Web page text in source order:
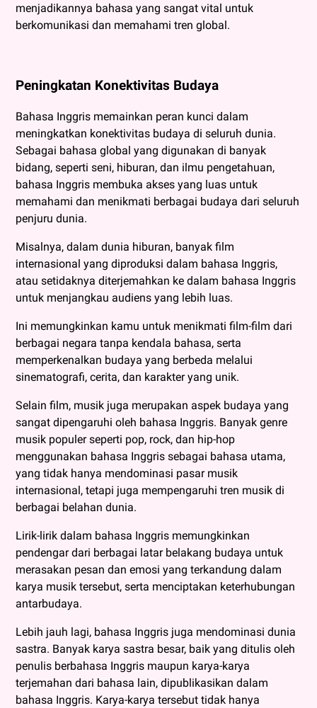
menjadikannya bahasa yang sangat vital untuk
berkomunikasi dan memahami tren global.
Peningkatan Konektivitas Budaya
Bahasa Inggris memainkan peran kunci dalam
meningkatkan konektivitas budaya di seluruh dunia.
Sebagai bahasa global yang digunakan di banyak
bidang, seperti seni, hiburan, dan ilmu pengetahuan,
bahasa Inggris membuka akses yang luas untuk
memahami dan menikmati berbagai budaya dari seluruh
penjuru dunia.
Misalnya, dalam dunia hiburan, banyak film
internasional yang diproduksi dalam bahasa Inggris,
atau setidaknya diterjemahkan ke dalam bahasa Inggris
untuk menjangkau audiens yang lebih luas.
Ini memungkinkan kamu untuk menikmati film-film dari
berbagai negara tanpa kendala bahasa, serta
memperkenalkan budaya yang berbeda melalui
sinematografi, cerita, dan karakter yang unik.
Selain film, musik juga merupakan aspek budaya yang
sangat dipengaruhi oleh bahasa Inggris. Banyak genre
musik populer seperti pop, rock, dan hip-hop
menggunakan bahasa Inggris sebagai bahasa utama,
yang tidak hanya mendominasi pasar musik
internasional, tetapi juga mempengaruhi tren musik di
berbagai belahan dunia.
Lirik-lirik dalam bahasa Inggris memungkinkan
pendengar dari berbagai latar belakang budaya untuk
merasakan pesan dan emosi yang terkandung dalam
karya musik tersebut, serta menciptakan keterhubungan
antarbudaya.
Lebih jauh lagi, bahasa Inggris juga mendominasi dunia
sastra. Banyak karya sastra besar, baik yang ditulis oleh
penulis berbahasa Inggris maupun karya-karya
terjemahan dari bahasa lain, dipublikasikan dalam
bahasa Inggris. Karya-karya tersebut tidak hanya